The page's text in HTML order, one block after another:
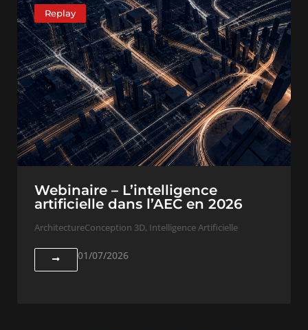
Replay
Webinaire – L’intelligence
artificielle dans l’AEC en 2026
ArchitectureConception 3D, Intelligence Artificielle
01/07/2026